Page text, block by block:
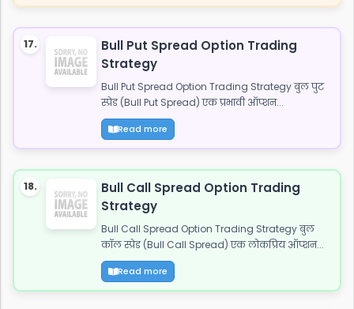
17.
Bull Put Spread Option Trading
Strategy
Bull Put Spread Option Trading Strategy बुल पुट
स्प्रेड (Bull Put Spread) एक प्रभावी ऑप्शन...
Read more
18.
Bull Call Spread Option Trading
Strategy
Bull Call Spread Option Trading Strategy बुल
कॉल स्प्रेड (Bull Call Spread) एक लोकप्रिय ऑप्शन...
Read more